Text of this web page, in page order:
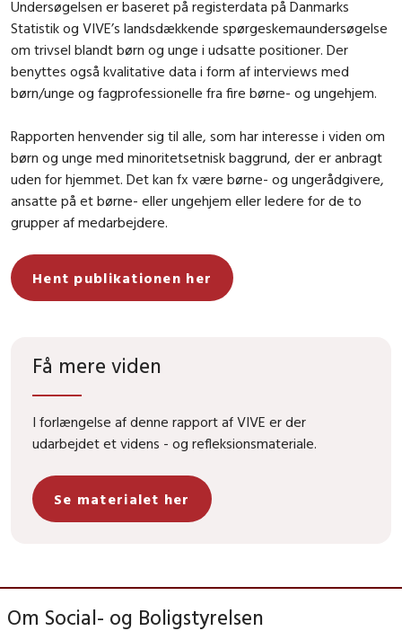
Undersøgelsen er baseret på registerdata på Danmarks
Statistik og VIVE’s landsdækkende spørgeskemaundersøgelse
om trivsel blandt børn og unge i udsatte positioner. Der
benyttes også kvalitative data i form af interviews med
børn/unge og fagprofessionelle fra fire børne- og ungehjem.
Rapporten henvender sig til alle, som har interesse i viden om
børn og unge med minoritetsetnisk baggrund, der er anbragt
uden for hjemmet. Det kan fx være børne- og ungerådgivere,
ansatte på et børne- eller ungehjem eller ledere for de to
grupper af medarbejdere.
Hent publikationen her
Få mere viden
I forlængelse af denne rapport af VIVE er der
udarbejdet et videns - og refleksionsmateriale.
Se materialet her
Om Social- og Boligstyrelsen